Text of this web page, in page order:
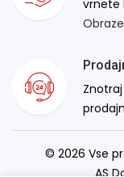
vrnete
© 2026 Vse
AS